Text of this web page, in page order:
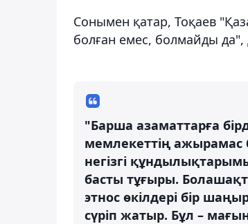
Сонымен қатар, Тоқаев
болған емес, болмайды да",
"Барша азаматтарға
мемлекеттің ажырамас
негізгі
басты тұғыры.
этнос өкілдері бір
сүріп жатыр. Бұл –